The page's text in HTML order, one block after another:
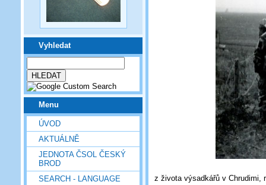
Vyhledat
Menu
ÚVOD
AKTUÁLNĚ
JEDNOTA ČSOL ČESKÝ
BROD
SEARCH - LANGUAGE
z života výsadkářů v Chrudimi,